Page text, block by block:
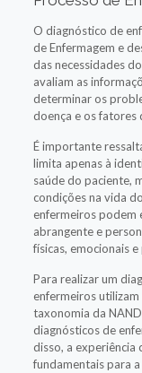
O diagnóstico de
de Enfermagem e
das necessidades
avaliam as
determinar os
doença e os fatores
É importante
limita apenas à
saúde do paciente,
condições na vida
enfermeiros podem
abrangente e
físicas, emocionais
Para realizar um
enfermeiros
taxonomia da
diagnósticos de
disso, a experiência
fundamentais para